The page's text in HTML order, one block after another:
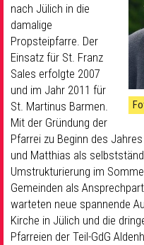
nach Jülich in die
damalige
Propsteipfarre. Der
Einsatz für St. Franz
Sales erfolgte 2007
und im Jahr 2011 für
St. Martinus Barmen.
Mit der Gründung der
Pfarrei zu Beginn des
und Matthias als
Umstrukturierung im
Gemeinden als
warteten neue spannende
Kirche in Jülich und die
Pfarreien der Teil-GdG